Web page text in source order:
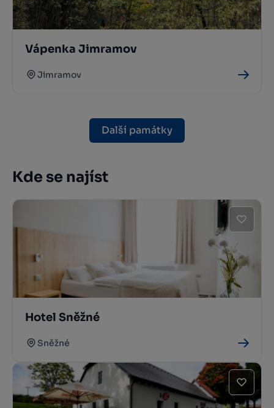
Vápenka Jimramov
Jimramov
Další památky
Kde se najíst
Hotel Sněžné
Sněžné